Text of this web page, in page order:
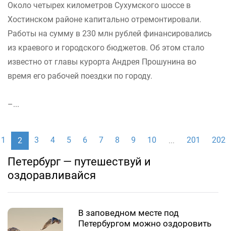
Около четырех километров Сухумского шоссе в
Хостинском районе капитально отремонтировали.
Работы на сумму в 230 млн рублей финансировались
из краевого и городского бюджетов. Об этом стало
известно от главы курорта Андрея Прошунина во
время его рабочей поездки по городу.
–...
1 2 3 4 5 6 7 8 9 10 ... 201 202
Петербург — путешествуй и
оздоравливайся
В заповедном месте под
Петербургом можно оздоровить